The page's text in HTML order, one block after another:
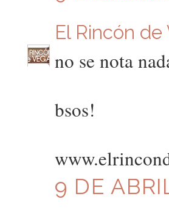
El Rincón de
no se nota
bsos!
9 DE